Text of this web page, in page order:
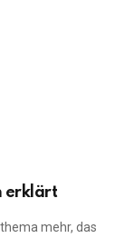
erklärt
mehr, das